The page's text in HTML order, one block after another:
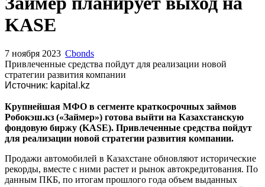
Запросить доступ
KASE
Привлеченные средства пойдут для реализации новой
стратегии развития компании
Источник: kapital.kz
Робокэш.кз («Займер») готова выйти на Казахстанскую
фондовую биржу (KASE). Привлеченные средства пойдут
для реализации новой стратегии развития компании.